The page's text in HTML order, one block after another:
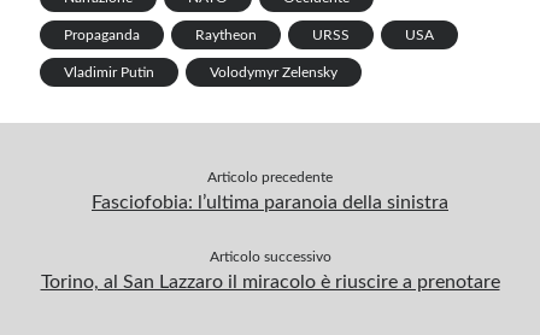
Propaganda Raytheon URSS USA
Vladimir Putin Volodymyr Zelensky
Articolo precedente
Fasciofobia: l’ultima paranoia della sinistra
Articolo successivo
Torino, al San Lazzaro il miracolo è riuscire a prenotare